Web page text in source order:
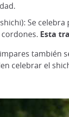
Se
Esta
también
celebrar el